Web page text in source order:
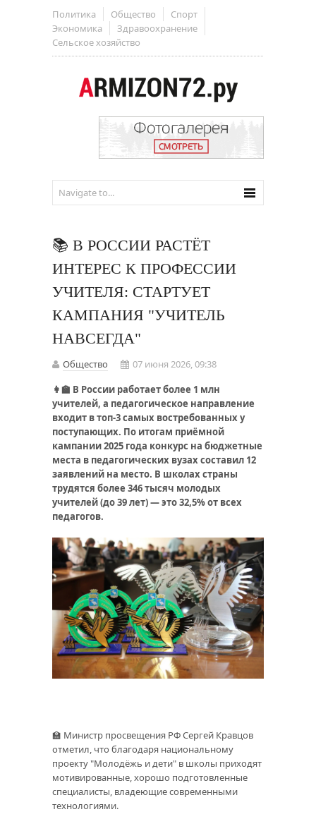
Политика Общество
Спорт
Экономика
Здравоохранение
Сельское хозяйство
📚 В РОССИИ РАСТЁТ
ИНТЕРЕС К ПРОФЕССИИ
УЧИТЕЛЯ: СТАРТУЕТ
КАМПАНИЯ "УЧИТЕЛЬ
НАВСЕГДА"
Общество
07 июня 2026, 09:38
👩‍🏫 В России работает более 1 млн
учителей, а педагогическое направление
входит в топ-3 самых востребованных у
поступающих. По итогам приёмной
кампании 2025 года конкурс на бюджетные
места в педагогических вузах составил 12
заявлений на место. В школах страны
трудятся более 346 тысяч молодых
учителей (до 39 лет) — это 32,5% от всех
педагогов.
🏫 Министр просвещения РФ Сергей Кравцов
отметил, что благодаря национальному
проекту "Молодёжь и дети" в школы приходят
мотивированные, хорошо подготовленные
специалисты, владеющие современными
технологиями.